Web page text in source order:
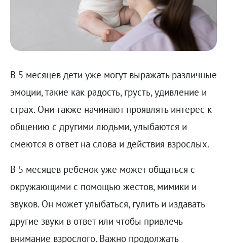
В 5 месяцев дети уже могут выражать различные
эмоции, такие как радость, грусть, удивление и
страх. Они также начинают проявлять интерес к
общению с другими людьми, улыбаются и
смеются в ответ на слова и действия взрослых.
В 5 месяцев ребенок уже может общаться с
окружающими с помощью жестов, мимики и
звуков. Он может улыбаться, гулить и издавать
другие звуки в ответ или чтобы привлечь
внимание взрослого. Важно продолжать